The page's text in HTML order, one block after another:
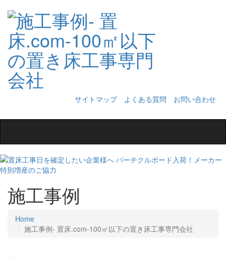
サイトマップ よくある質問
お問い合わせ
navigation
施工事例
Home
施工事例‐ 置床.com-100㎡以下の置き床工事専門会社